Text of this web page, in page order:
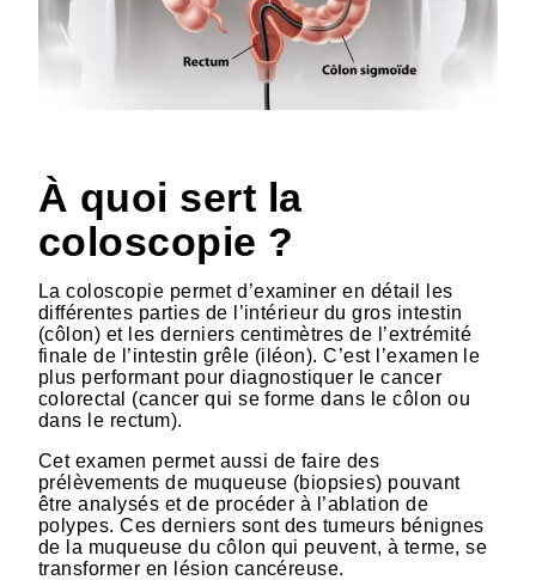
HTML
À quoi sert la
coloscopie ?
La coloscopie permet d’examiner en détail les
différentes parties de l’intérieur du gros intestin
(côlon) et les derniers centimètres de l’extrémité
finale de l’intestin grêle (iléon). C’est l’examen le
plus performant pour diagnostiquer le cancer
colorectal (cancer qui se forme dans le côlon ou
dans le rectum).
Cet examen permet aussi de faire des
prélèvements de muqueuse (biopsies) pouvant
être analysés et de procéder à l’ablation de
polypes. Ces derniers sont des tumeurs bénignes
de la muqueuse du côlon qui peuvent, à terme, se
transformer en lésion cancéreuse.